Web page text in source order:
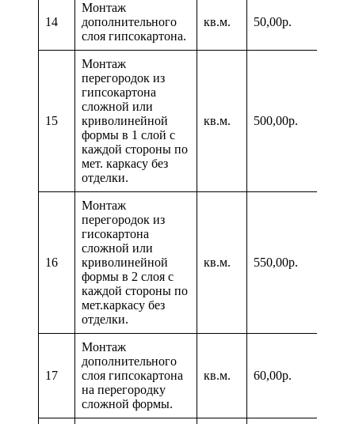
14
Монтаж
дополнительного
слоя гипсокартона.
кв.м. 50,00р.
15
Монтаж
перегородок из
гипсокартона
сложной или
криволинейной
формы в 1 слой с
каждой стороны по
мет. каркасу без
отделки.
кв.м. 500,00р.
16
Монтаж
перегородок из
гисокартона
сложной или
криволинейной
формы в 2 слоя с
каждой стороны по
мет.каркасу без
отделки.
кв.м. 550,00р.
17
Монтаж
дополнительного
слоя гипсокартона
на перегородку
сложной формы.
кв.м. 60,00р.